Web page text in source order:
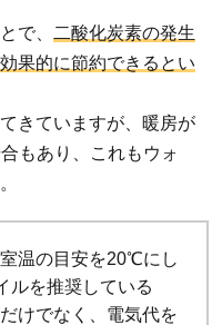
で、
二酸化炭素の発生
果的に節約できるとい
きていますが、暖房が
もあり、これもウォ
温の目安を20℃にし
ルを推奨している
けでなく、電気代を